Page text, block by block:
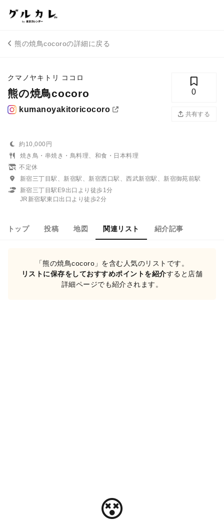
熊の焼鳥cocoroの詳細に戻る
クマノヤキトリ ココロ
熊の焼鳥cocoro
kumanoyakitoricocoro
0
共有する
約10,000円
焼き鳥・串焼き・鳥料理、和食・日本料理
不定休
新宿三丁目駅、新宿駅、新宿西口駅、西武新宿駅、新宿御苑前駅
新宿三丁目駅E9出口より徒歩1分
JR新宿駅東口出口より徒歩2分
トップ 投稿 地図 関連リスト 紹介記事
「熊の焼鳥cocoro」を含む人気のリストです。
リストに保存をしておすすめポイントを紹介すると店舗
詳細ページでも紹介されます。